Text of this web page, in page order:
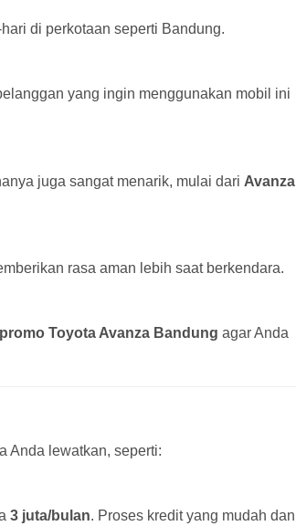
di perkotaan seperti Bandung.
yang ingin menggunakan mobil ini
juga sangat menarik, mulai dari Avanza
rasa aman lebih saat berkendara.
promo Toyota Avanza Bandung agar Anda
Anda lewatkan, seperti:
3 juta/bulan. Proses kredit yang mudah dan